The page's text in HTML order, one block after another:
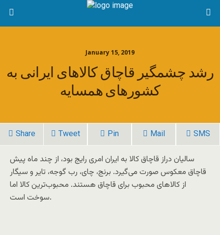
January 15, 2019
رشد چشمگیر قاچاق کالاهای ایرانی به
کشورهای همسایه
Share Tweet Pin Mail SMS
سالیان دراز قاچاق کالا به ایران امری رایج بود، از چند ماه پیش
قاچاق معکوس صورت می‌گیرد. برنج، چای، رب‌ گوجه، تایر و سیگار
از کالاهای محبوب برای قاچاق هستند. محبوب‌ترین کالا اما
سوخت است.